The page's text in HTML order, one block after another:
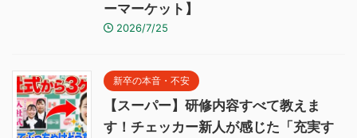
ーマーケット】
2026/7/25
新卒の本音・不安
【スーパー】研修内容すべて教えま
す！チェッカー新人が感じた「充実す